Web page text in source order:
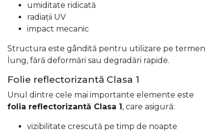
umiditate ridicată
radiații UV
impact mecanic
Structura este gândită pentru utilizare pe termen
lung, fără deformări sau degradări rapide.
Folie reflectorizantă Clasa 1
Unul dintre cele mai importante elemente este
folia reflectorizantă Clasa 1, care asigură:
vizibilitate crescută pe timp de noapte